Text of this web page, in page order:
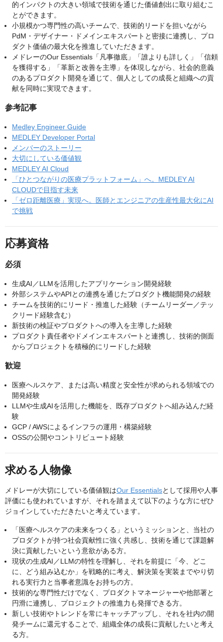
的インパクトの大きい領域で技術を通じた価値創出に取り組むこ
とができます。
小規模かつ専門性の高いチームで、技術的リードを担いながら
PdM・デザイナー・ドメインエキスパートと密接に連携し、プロ
ダクト価値の最大化を推進していただきます。
メドレーのOur Essentials「凡事徹底」「誰よりも詳しく」「信頼
を獲得する」「革新と改善を主導」を体現しながら、社会的意義
のあるプロダクト開発を通じて、個人としての成長と組織への貢
献を同時に実現できます。
参考記事
Medley Engineer Guide
MEDLEY Developer Portal
メンバーのストーリー
大切にしている価値観
MEDLEY AI Cloud
「ひとつながりの医療プラットフォーム」へ。MEDLEY AI
CLOUDで目指す未来
「ゼロ距離医療」実現へ。医師とエンジニアの生産性最大化にAI
で挑戦
応募資格
必須
生成AI／LLMを活用したアプリケーション開発経験
外部システムやAPIとの連携を通じたプロダクト機能開発の経験
チームを技術的にリード・推進した経験（チームリーダー／テッ
クリード経験含む）
新技術の検証やプロダクトへの導入を主導した経験
プロダクト責任者やドメインエキスパートと連携し、技術的側面
からプロジェクトを積極的にリードした経験
歓迎
医療ヘルスケア、または高い精度と安全性が求められる領域での
開発経験
LLMや生成AIを活用した機能を、既存プロダクトへ組み込んだ経
験
GCP / AWSによるインフラの運用・構築経験
OSSの公開やコントリビュート経験
求める人物像
メドレーが大切にしている価値観はOur Essentialsとして採用や人事
評価にも使われていますが、それを踏まえて以下のような方にぜひ
ジョインしていただきたいと考えています。
「医療ヘルスケアの未来をつくる」というミッションと、当社の
プロダクトが持つ社会貢献性に強く共感し、技術を通じて課題解
決に貢献したいという意欲がある方。
現状の生成AI／LLMの特性を理解し、それを前提に「今、どこ
に、どう組み込むか」を戦略的に考え、解決策を実装までやり切
れる実行力と当事者意識をお持ちの方。
技術的な専門性だけでなく、プロダクトマネージャーや他部署と
円滑に連携し、プロジェクトの推進力も発揮できる方。
新しい技術やトレンドを常にキャッチアップし、それを社内の開
発チームに還元することで、組織全体の成長に貢献したいと考え
る方。